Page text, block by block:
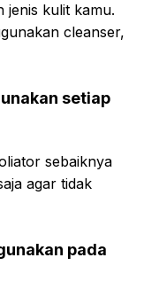
jenis kulit kamu.
cleanser,
setiap
sebaiknya
agar tidak
pada